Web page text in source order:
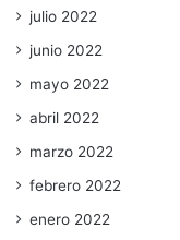
julio 2022
junio 2022
mayo 2022
abril 2022
marzo 2022
febrero 2022
enero 2022